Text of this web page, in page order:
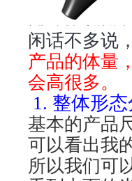
闲话不多说
产品的体量
会高很多。
1. 整体形
基本的产品
可以看出我
所以我们可